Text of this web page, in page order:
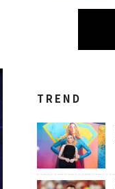
TREND